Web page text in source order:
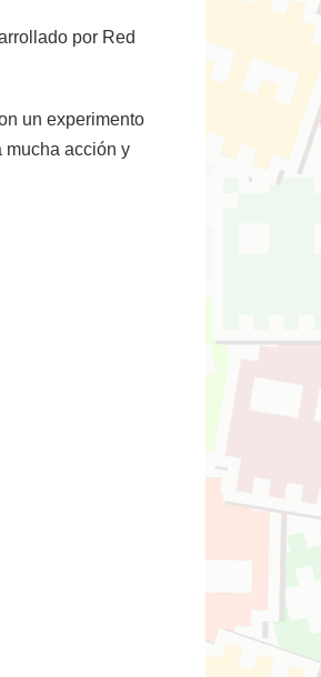
por Red
un experimento
mucha acción y